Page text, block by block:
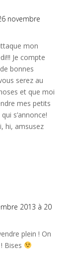
novembre
mon
Je compte
bonnes
serez au
et que moi
mes petits
s’annonce!
hi, amsusez
2013 à 20
plein ! On
Bises